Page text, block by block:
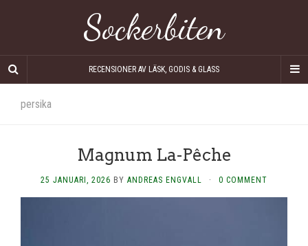
Sockerbiten
RECENSIONER AV LÄSK, GODIS & GLASS
persika
Magnum La-Pêche
25 JANUARI, 2026 BY ANDREAS ENGVALL · 0 COMMENT